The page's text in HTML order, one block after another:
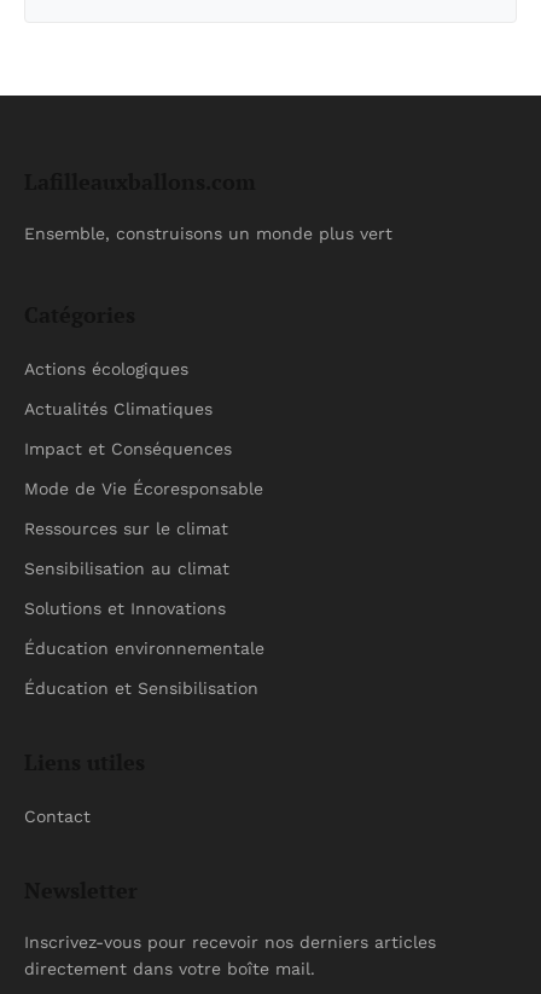
Ensemble, construisons un monde plus vert
Actions écologiques
Actualités Climatiques
Impact et Conséquences
Mode de Vie Écoresponsable
Ressources sur le climat
Sensibilisation au climat
Solutions et Innovations
Éducation environnementale
Éducation et Sensibilisation
Contact
Inscrivez-vous pour recevoir nos derniers articles
directement dans votre boîte mail.